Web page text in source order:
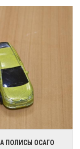
ПОЛИСЫ ОСАГО